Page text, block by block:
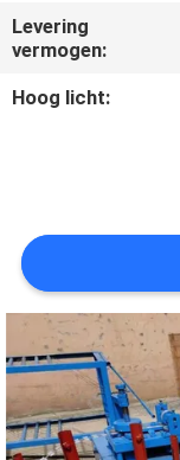
VERZOEK
OM EEN
CITAAT
PRIVACY
POLICY
Levering
vermogen:
Hoog licht: